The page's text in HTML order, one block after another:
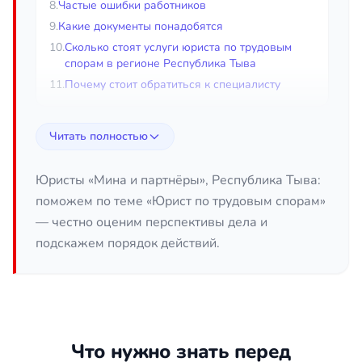
8.Частые ошибки работников
9.Какие документы понадобятся
10.Сколько стоят услуги юриста по трудовым
спорам в регионе Республика Тыва
11.Почему стоит обратиться к специалисту
Юрист по трудовым спорам в
Трудовые отношения далеко не всегда
складываются гладко: работодатели увольняют с
нарушениями, задерживают и не доплачивают
зарплату, привлекают к дисциплинарной
помогает законно защитить интересы работника,
Читать полностью
Юристы «Мина и партнёры», Республика Тыва:
поможем по теме «Юрист по трудовым спорам»
— честно оценим перспективы дела и
подскажем порядок действий.
Что нужно знать перед